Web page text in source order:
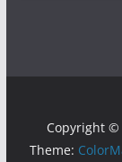
Copyright
Theme: